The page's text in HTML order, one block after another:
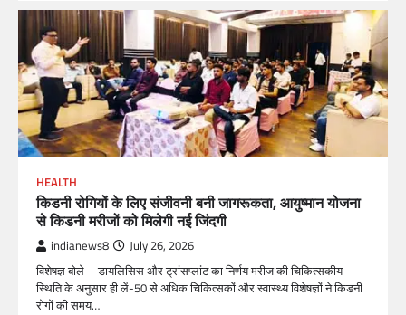
HEALTH
किडनी रोगियों के लिए संजीवनी बनी जागरूकता, आयुष्मान योजना
से किडनी मरीजों को मिलेगी नई जिंदगी
indianews8 July 26, 2026
विशेषज्ञ बोले—डायलिसिस और ट्रांसप्लांट का निर्णय मरीज की चिकित्सकीय
स्थिति के अनुसार ही लें-50 से अधिक चिकित्सकों और स्वास्थ्य विशेषज्ञों ने किडनी
रोगों की समय…